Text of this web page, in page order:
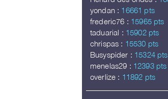
yondan : 16661 pts
frederic76 : 15965 pts
taduarial : 15902 pts
chrispas : 15530 pts
Busyspider : 15324 pts
menelas29 : 12393 pts
overlize : 11892 pts